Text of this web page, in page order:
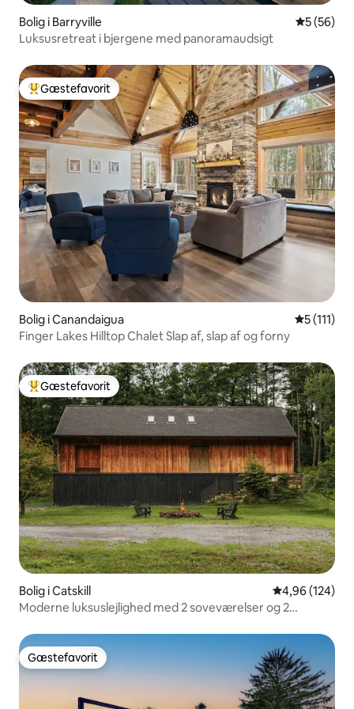
Bolig i Barryville 5 ud af 5 i
5 (56)
Luksusretreat i bjergene med panoramaudsigt
Bedste gæstefavorit
Gæstefavorit
Bolig i Canandaigua 5 ud af 5 i
5 (111)
Finger Lakes Hilltop Chalet Slap af, slap af og forny
Bedste gæstefavorit
Gæstefavorit
Bolig i Catskill 4,96 ud af 5 i
4,96 (124)
Moderne luksuslejlighed med 2 soveværelser og 2
Gæstefavorit
Gæstefavorit